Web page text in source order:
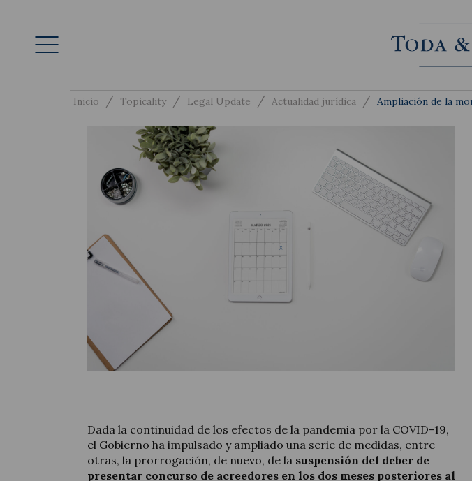
News and
Inicio / Topicality / Legal Update / Actualidad jurídica / Ampliación de la
Dada la continuidad de los efectos de la pandemia por la COVID-19,
el Gobierno ha impulsado y ampliado una serie de medidas, entre
otras, la prorrogación, de nuevo, de la suspensión del deber de
presentar concurso de acreedores en los dos meses posteriores al